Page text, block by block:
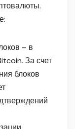
– в
За счет
блоков